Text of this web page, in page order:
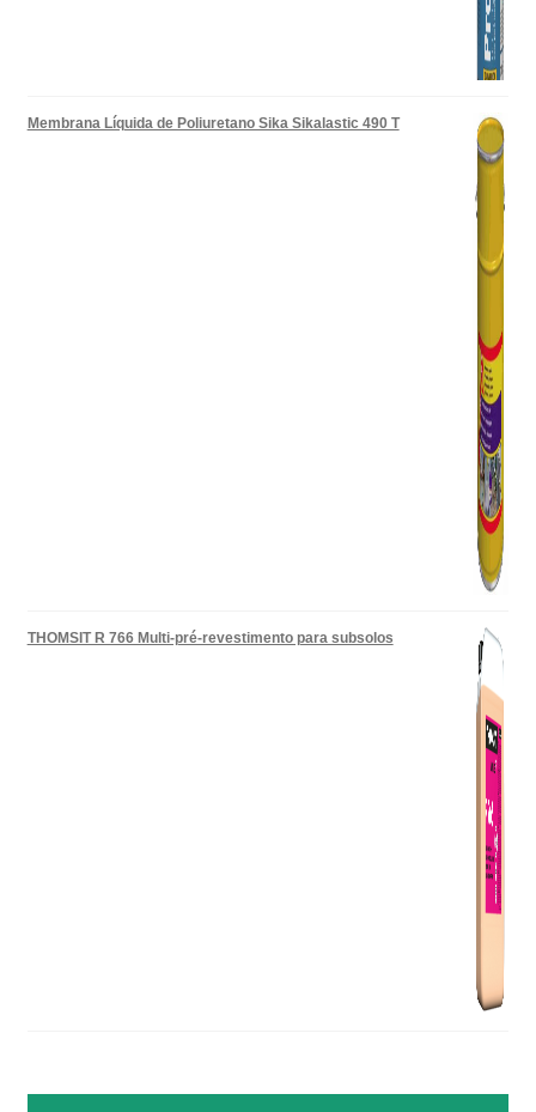
Membrana Líquida de Poliuretano Sika Sikalastic 490 T
THOMSIT R 766 Multi-pré-revestimento para subsolos